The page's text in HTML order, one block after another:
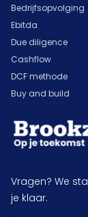
Bedrijfsopvolging
Ebitda
Due diligence
Cashflow
DCF methode
Buy and build
Vragen? We
je klaar.